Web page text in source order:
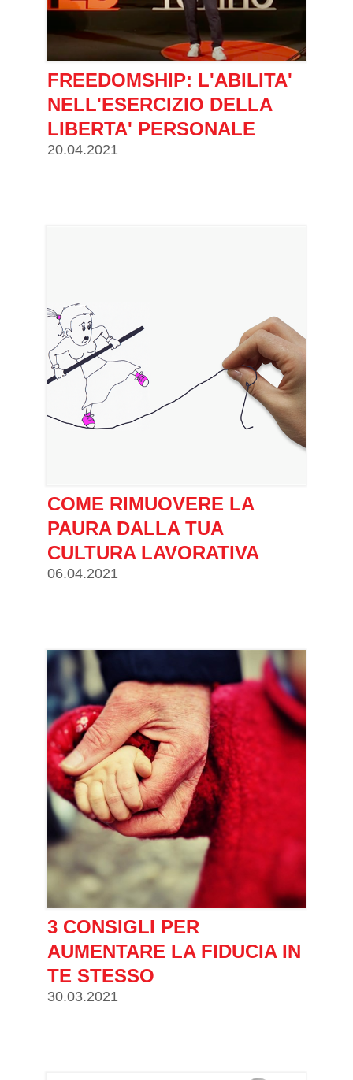
FREEDOMSHIP: L'ABILITA'
NELL'ESERCIZIO DELLA
LIBERTA' PERSONALE
20.04.2021
COME RIMUOVERE LA
PAURA DALLA TUA
CULTURA LAVORATIVA
06.04.2021
3 CONSIGLI PER
AUMENTARE LA FIDUCIA IN
TE STESSO
30.03.2021